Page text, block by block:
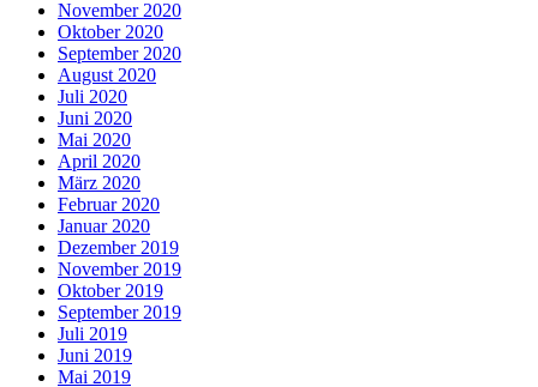
November 2020
Oktober 2020
September 2020
August 2020
Juli 2020
Juni 2020
Mai 2020
April 2020
März 2020
Februar 2020
Januar 2020
Dezember 2019
November 2019
Oktober 2019
September 2019
Juli 2019
Juni 2019
Mai 2019